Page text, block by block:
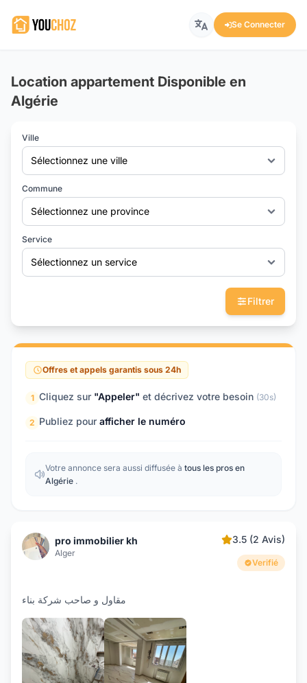
Se Connecter
Location appartement Disponible en
Algérie
Ville
Sélectionnez une ville
Commune
Sélectionnez une province
Service
Sélectionnez un service
Filtrer
Offres et appels garantis sous 24h
1 Cliquez sur "Appeler" et décrivez votre besoin (30s)
2 Publiez pour afficher le numéro
Votre annonce sera aussi diffusée à tous les pros en
Algérie .
pro immobilier kh
Alger
3.5 (2 Avis)
Verifié
مقاول و صاحب شركة بناء